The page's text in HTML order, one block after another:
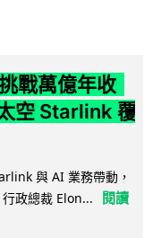
戰萬億年收
空 Starlink 覆
與 AI 業務帶動，
政總裁 Elon...
閱讀